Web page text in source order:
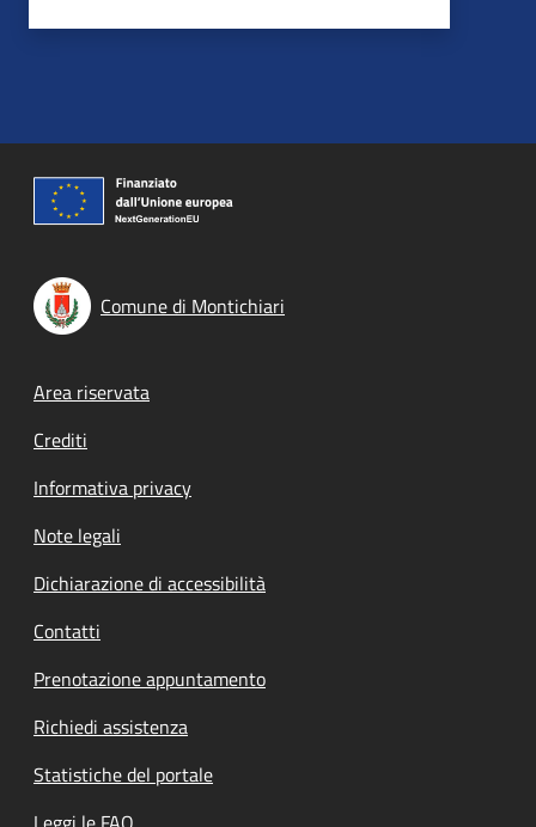
Comune di Montichiari
Footer menu
Area riservata
Crediti
Informativa privacy
Note legali
Dichiarazione di accessibilità
Contatti
Prenotazione appuntamento
Richiedi assistenza
Statistiche del portale